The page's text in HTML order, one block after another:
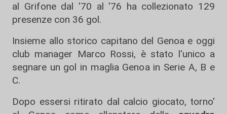
al Grifone dal '70 al '76 ha collezionato 129
presenze con 36 gol.
Insieme allo storico capitano del Genoa e oggi
club manager Marco Rossi, è stato l'unico a
segnare un gol in maglia Genoa in Serie A, B e
C.
Dopo essersi ritirato dal calcio giocato, torno'